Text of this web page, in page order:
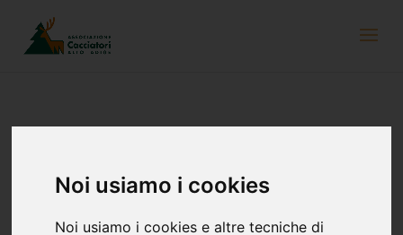
Noi usiamo i cookies
Noi usiamo i cookies e altre tecniche di
11 dicembre 2020